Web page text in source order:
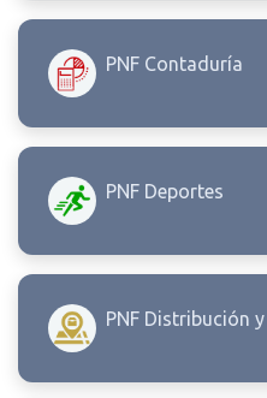
PNF Contaduría
PNF Deportes
PNF Distribución